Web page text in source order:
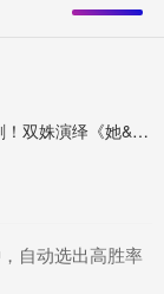
易配宝 黄梅戏撞上音乐剧！双姝演绎《她&她》登陆上海小剧场
自动选出高胜率